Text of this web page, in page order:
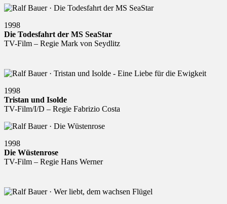
1998
Die Todesfahrt der MS SeaStar
TV-Film – Regie Mark von Seydlitz
1998
Tristan und Isolde
TV-Film/I/D – Regie Fabrizio Costa
1998
Die Wüstenrose
TV-Film – Regie Hans Werner